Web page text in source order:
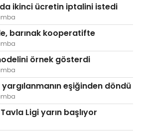
ikinci ücretin iptalini istedi
barınak kooperatifte
örnek gösterdi
eşiğinden döndü
Ligi yarın başlıyor